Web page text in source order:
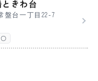
きわ台
盤台一丁目22-7